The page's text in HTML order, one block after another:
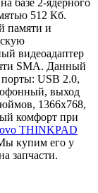
базе 2-ядерного
512 Кб.
памяти и
видеоадаптер
SMA. Данный
порты: USB 2.0,
выход
1366x768,
комфорт при
THINKPAD
купим его у
запчасти.